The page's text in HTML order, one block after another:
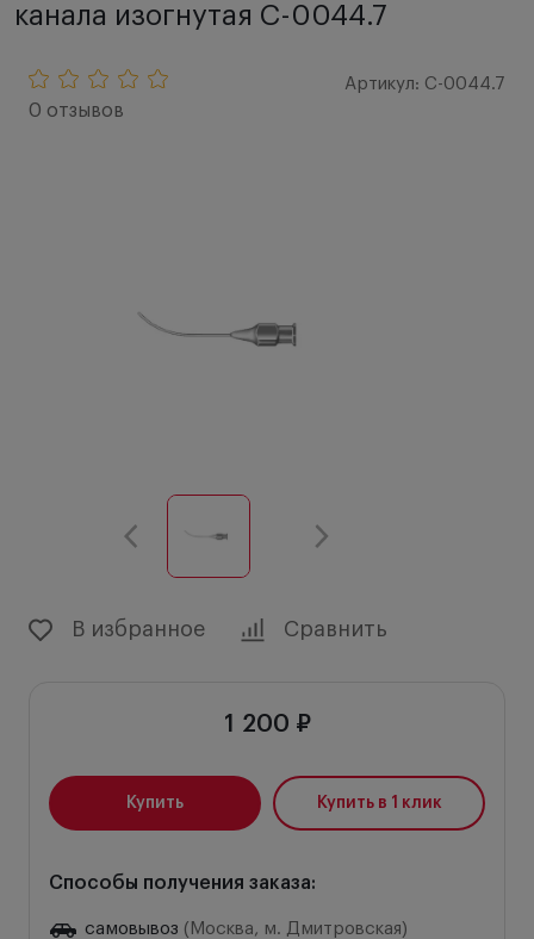
канала изогнутая C-0044.7
0 отзывов
Артикул: C-0044.7
В избранное Сравнить
1 200 ₽
Купить Купить в 1 клик
Способы получения заказа:
самовывоз (Москва, м. Дмитровская)